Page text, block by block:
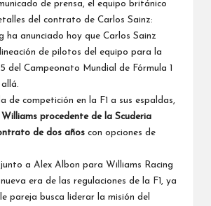
de prensa , el equipo británico
del contrato de Carlos Sainz:
ha anunciado hoy que Carlos Sainz
de pilotos del equipo para la
del Campeonato Mundial de Fórmula 1
de competición en la F1 a sus espaldas,
procedente de la Scuderia
de dos años con opciones de
a Alex Albon para Williams Racing
era de las regulaciones de la F1, ya
pareja busca liderar la misión del